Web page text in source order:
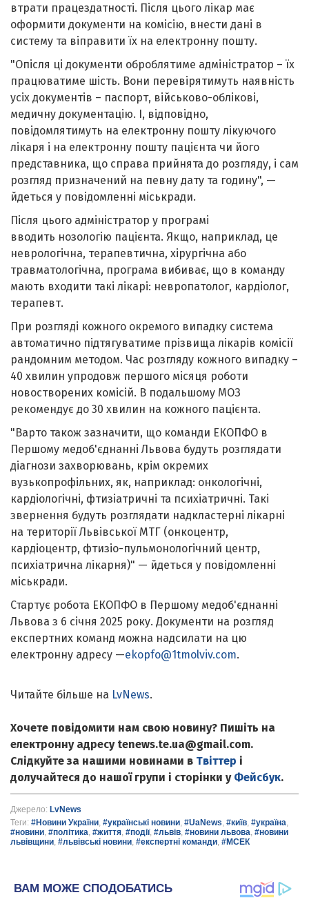
втрати працездатності. Після цього лікар має
оформити документи на комісію, внести дані в
систему та віправити їх на електронну пошту.
"Опісля ці документи оброблятиме адміністратор – їх
працюватиме шість. Вони перевірятимуть наявність
усіх документів – паспорт, військово-облікові,
медичну документацію. І, відповідно,
повідомлятимуть на електронну пошту лікуючого
лікаря і на електронну пошту пацієнта чи його
представника, що справа прийнята до розгляду, і сам
розгляд призначений на певну дату та годину", —
йдеться у повідомленні міськради.
Після цього адміністратор у програмі
вводить нозологію пацієнта. Якщо, наприклад, це
неврологічна, терапевтична, хірургічна або
травматологічна, програма вибиває, що в команду
мають входити такі лікарі: невропатолог, кардіолог,
терапевт.
При розгляді кожного окремого випадку система
автоматично підтягуватиме прізвища лікарів комісії
рандомним методом. Час розгляду кожного випадку –
40 хвилин упродовж першого місяця роботи
новостворених комісій. В подальшому МОЗ
рекомендує до 30 хвилин на кожного пацієнта.
"Варто також зазначити, що команди ЕКОПФО в
Першому медоб'єднанні Львова будуть розглядати
діагнози захворювань, крім окремих
вузькопрофільних, як, наприклад: онкологічні,
кардіологічні, фтизіатричні та психіатричні. Такі
звернення будуть розглядати надкластерні лікарні
на території Львівської МТГ (онкоцентр,
кардіоцентр, фтизіо-пульмонологічний центр,
психіатрична лікарня)" — йдеться у повідомленні
міськради.
Стартує робота ЕКОПФО в Першому медоб'єднанні
Львова з 6 січня 2025 року. Документи на розгляд
експертних команд можна надсилати на цю
електронну адресу —ekopfo@1tmolviv.com.
Читайте більше на LvNews.
Хочете повідомити нам свою новину? Пишіть на
електронну адресу tenews.te.ua@gmail.com.
Слідкуйте за нашими новинами в Твіттер і
долучайтеся до нашої групи і сторінки у Фейсбук.
Джерело: LvNews
Теги: #Новини України, #українські новини, #UaNews, #київ, #україна,
#новини, #політика, #життя, #події, #львів, #новини львова, #новини
львівщини, #львівські новини, #експертні команди, #МСЕК